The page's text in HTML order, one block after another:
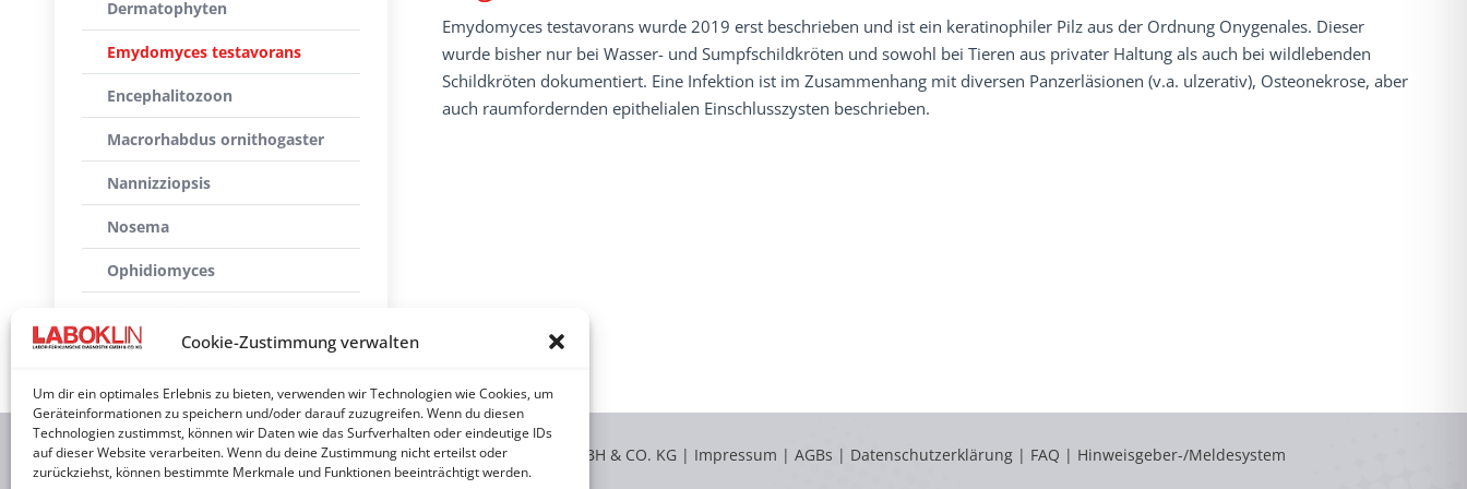
Cookie-Zustimmung verwalten
Um dir ein optimales Erlebnis zu bieten, verwenden wir Technologien wie Cookies, um
Geräteinformationen zu speichern und/oder darauf zuzugreifen. Wenn du diesen
Technologien zustimmst, können wir Daten wie das Surfverhalten oder eindeutige IDs
auf dieser Website verarbeiten. Wenn du deine Zustimmung nicht erteilst oder
zurückziehst, können bestimmte Merkmale und Funktionen beeinträchtigt werden.
Emydomyces testavorans wurde 2019 erst beschrieben und ist ein keratinophiler Pilz aus der Ordnung Onygenales. Dieser
wurde bisher nur bei Wasser- und Sumpfschildkröten und sowohl bei Tieren aus privater Haltung als auch bei wildlebenden
Schildkröten dokumentiert. Eine Infektion ist im Zusammenhang mit diversen Panzerläsionen (v.a. ulzerativ), Osteonekrose, aber
auch raumfordernden epithelialen Einschlusszysten beschrieben.
Dermatophyten
Emydomyces testavorans
Encephalitozoon
Macrorhabdus ornithogaster
Nannizziopsis
Nosema
Ophidiomyces
2026 © LABOKLIN GMBH & CO. KG | Impressum | AGBs | Datenschutzerklärung | FAQ | Hinweisgeber-/Meldesystem